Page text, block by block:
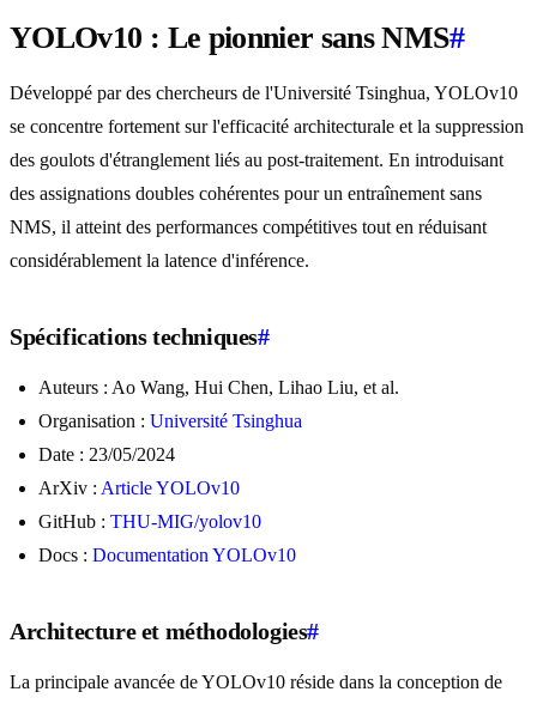
YOLOv10 : Le pionnier sans NMS#
Développé par des chercheurs de l'Université Tsinghua, YOLOv10
se concentre fortement sur l'efficacité architecturale et la suppression
des goulots d'étranglement liés au post-traitement. En introduisant
des assignations doubles cohérentes pour un entraînement sans
NMS, il atteint des performances compétitives tout en réduisant
considérablement la latence d'inférence.
Spécifications techniques#
Auteurs : Ao Wang, Hui Chen, Lihao Liu, et al.
Organisation : Université Tsinghua
Date : 23/05/2024
ArXiv : Article YOLOv10
GitHub : THU-MIG/yolov10
Docs : Documentation YOLOv10
Architecture et méthodologies#
La principale avancée de YOLOv10 réside dans la conception de